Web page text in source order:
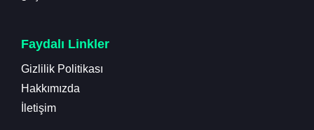
Faydalı Linkler
Gizlilik Politikası
Hakkımızda
İletişim